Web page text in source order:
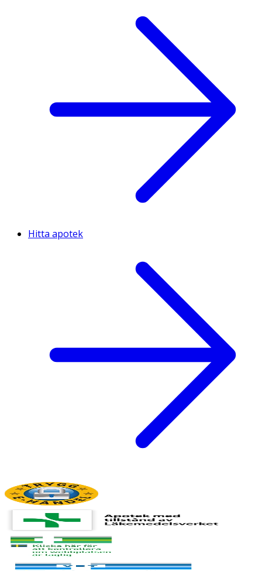
Hitta apotek